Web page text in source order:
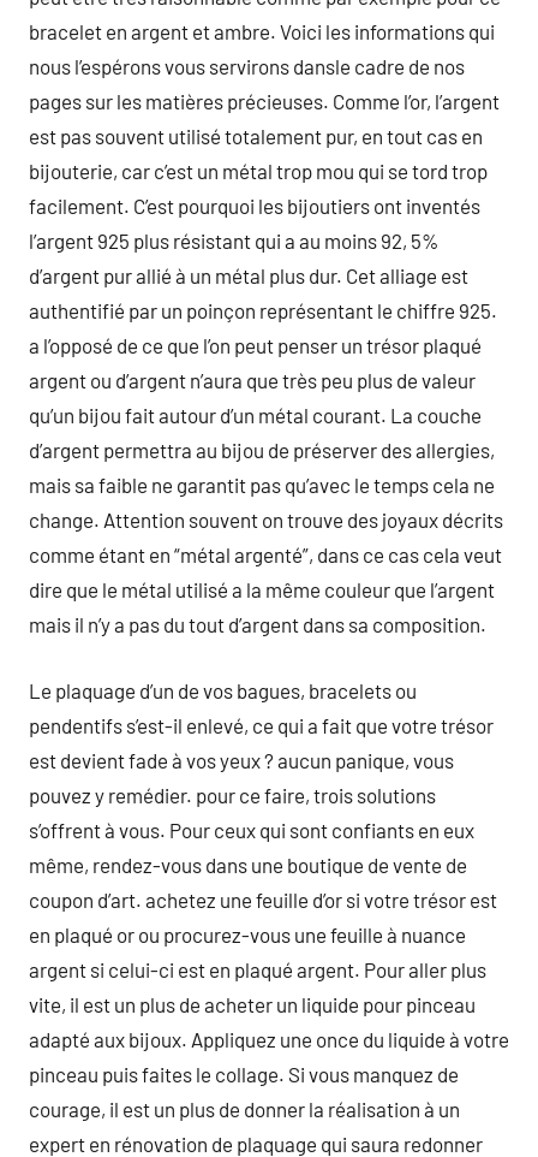
bracelet en argent et ambre. Voici les informations qui
nous l’espérons vous servirons dansle cadre de nos
pages sur les matières précieuses. Comme l’or, l’argent
est pas souvent utilisé totalement pur, en tout cas en
bijouterie, car c’est un métal trop mou qui se tord trop
facilement. C’est pourquoi les bijoutiers ont inventés
l’argent 925 plus résistant qui a au moins 92, 5%
d’argent pur allié à un métal plus dur. Cet alliage est
authentifié par un poinçon représentant le chiffre 925.
a l’opposé de ce que l’on peut penser un trésor plaqué
argent ou d’argent n’aura que très peu plus de valeur
qu’un bijou fait autour d’un métal courant. La couche
d’argent permettra au bijou de préserver des allergies,
mais sa faible ne garantit pas qu’avec le temps cela ne
change. Attention souvent on trouve des joyaux décrits
comme étant en “métal argenté”, dans ce cas cela veut
dire que le métal utilisé a la même couleur que l’argent
mais il n’y a pas du tout d’argent dans sa composition.
Le plaquage d’un de vos bagues, bracelets ou
pendentifs s’est-il enlevé, ce qui a fait que votre trésor
est devient fade à vos yeux ? aucun panique, vous
pouvez y remédier. pour ce faire, trois solutions
s’offrent à vous. Pour ceux qui sont confiants en eux
même, rendez-vous dans une boutique de vente de
coupon d’art. achetez une feuille d’or si votre trésor est
en plaqué or ou procurez-vous une feuille à nuance
argent si celui-ci est en plaqué argent. Pour aller plus
vite, il est un plus de acheter un liquide pour pinceau
adapté aux bijoux. Appliquez une once du liquide à votre
pinceau puis faites le collage. Si vous manquez de
courage, il est un plus de donner la réalisation à un
expert en rénovation de plaquage qui saura redonner